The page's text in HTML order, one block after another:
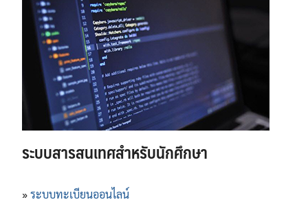
ระบบสารสนเทศสำหรับนักศึกษา
»ระบบทะเบียนออนไลน์